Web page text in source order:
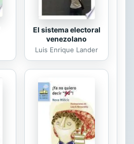
El sistema electoral
venezolano
Luis Enrique Lander